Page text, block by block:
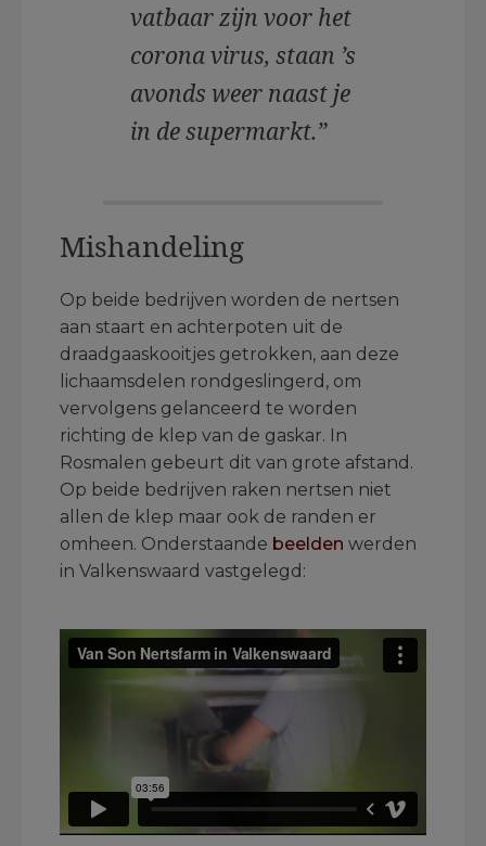
vatbaar zijn voor het
corona virus, staan ’s
avonds weer naast je
in de supermarkt.”
Mishandeling
Op beide bedrijven worden de nertsen
aan staart en achterpoten uit de
draadgaaskooitjes getrokken, aan deze
lichaamsdelen rondgeslingerd, om
vervolgens gelanceerd te worden
richting de klep van de gaskar. In
Rosmalen gebeurt dit van grote afstand.
Op beide bedrijven raken nertsen niet
allen de klep maar ook de randen er
omheen. Onderstaande beelden werden
in Valkenswaard vastgelegd: